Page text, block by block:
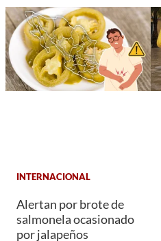
INTERNACIONAL
Alertan por brote de
salmonela ocasionado
por jalapeños